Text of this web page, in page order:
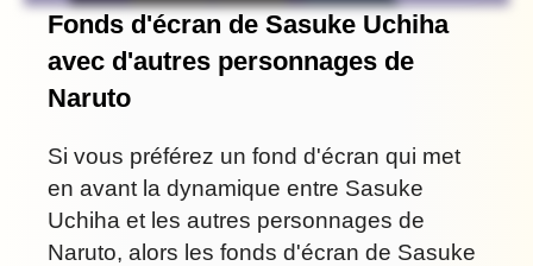
Fonds d'écran de Sasuke Uchiha
avec d'autres personnages de
Naruto
Si vous préférez un fond d'écran qui met
en avant la dynamique entre Sasuke
Uchiha et les autres personnages de
Naruto, alors les fonds d'écran de Sasuke